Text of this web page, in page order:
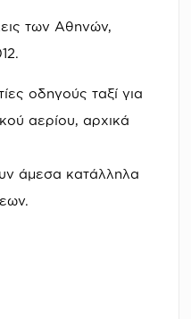
των Αθηνών,
οδηγούς ταξί για
αερίου, αρχικά
άμεσα κατάλληλα